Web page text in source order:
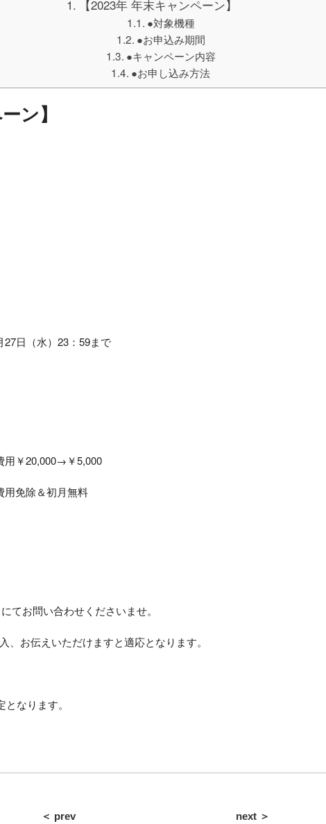
【2023年 年末キャンペーン】
●対象機種
●お申込み期間
●キャンペーン内容
●お申し込み方法
ン】
27日（水）23：59まで
用￥20,000→￥5,000
用免除＆初月無料
てお問い合わせくださいませ。
、お伝えいただけますと適応となります。
なります。
＜ prev next ＞